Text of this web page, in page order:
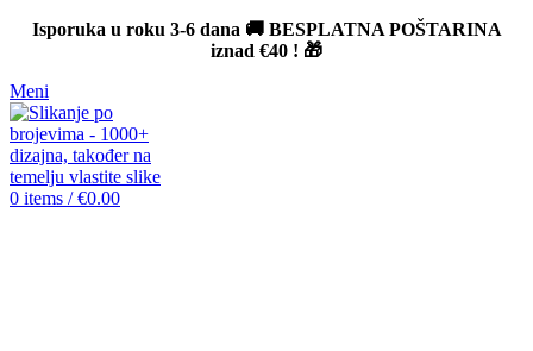
Isporuka u roku 3-6 dana 🚚 BESPLATNA POŠTARINA
iznad €40 ! 🎁
Meni
0 items / €0.00